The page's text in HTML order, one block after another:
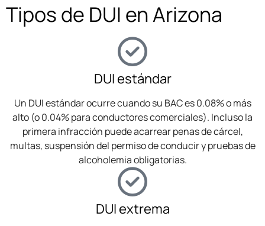
Tipos de DUI en Arizona
DUI estándar
Un DUI estándar ocurre cuando su BAC es 0.08% o más
alto (o 0.04% para conductores comerciales). Incluso la
primera infracción puede acarrear penas de cárcel,
multas, suspensión del permiso de conducir y pruebas de
alcoholemia obligatorias.
DUI extrema